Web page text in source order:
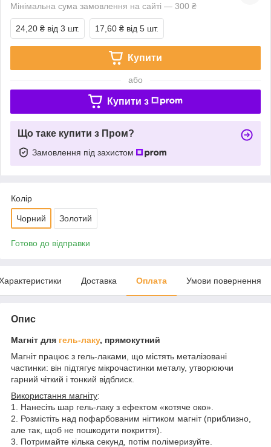
Мінімальна сума замовлення на сайті — 300 ₴
24,20 ₴ від 3 шт. 17,60 ₴ від 5 шт.
Купити
або
Купити з
Що таке купити з Пром?
Замовлення під захистом
Колір
Чорний Золотий
Готово до відправки
Доставка Оплата Умови повернення
Опис
Магніт для гель-лаку, прямокутний
Магніт працює з гель-лаками, що містять металізовані
частинки: він підтягує мікрочастинки металу, утворюючи
гарний чіткий і тонкий відблиск.
Використання магніту:
1. Нанесіть шар гель-лаку з ефектом «котяче око».
2. Розмістіть над пофарбованим нігтиком магніт (приблизно,
але так, щоб не пошкодити покриття).
3. Потримайте кілька секунд, потім полімеризуйте.